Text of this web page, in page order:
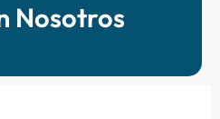
Nosotros